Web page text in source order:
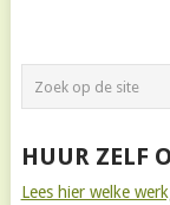
HUUR ZELF
Lees hier welke